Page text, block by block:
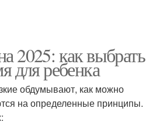
2025: как выбрать
для ребенка
обдумывают, как можно
на определенные принципы.